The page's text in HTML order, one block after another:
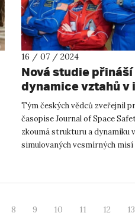
16 / 07 / 2024
Nová studie
dynamice vztahů v
posádkách během
vesmírných misí
Tým českých vědců zveřejnil
časopise Journal of Space
zkoumá strukturu a dynamiku
simulovaných vesmírných
8 9 10 11 12 13